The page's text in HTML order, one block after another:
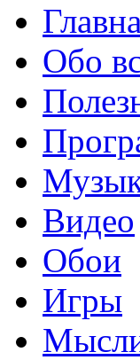
Обо
Видео
Обои
Игры